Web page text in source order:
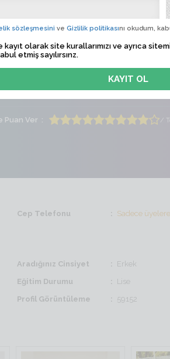
Bayan Yaş
Puan Ver /
Cep Telefonu Sadece
Aradığınız Cinsiyet Erkek
Eğitim Durumu Lise
Profil Görüntüleme 59152
sözleşmesini ve Gizlilik politikasını okudum,
kayıt olarak site kurallarımızı ve ayrıca
etmiş sayılırsınz.